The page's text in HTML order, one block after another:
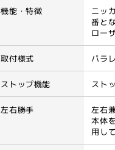
ド
ー
ザ
ー
53SP-
ー
53SP-
機能・特徴
ニッ
番と
ロー
取付様式 パラ
ストップ機能 スト
左右勝手
左右
本体
用し